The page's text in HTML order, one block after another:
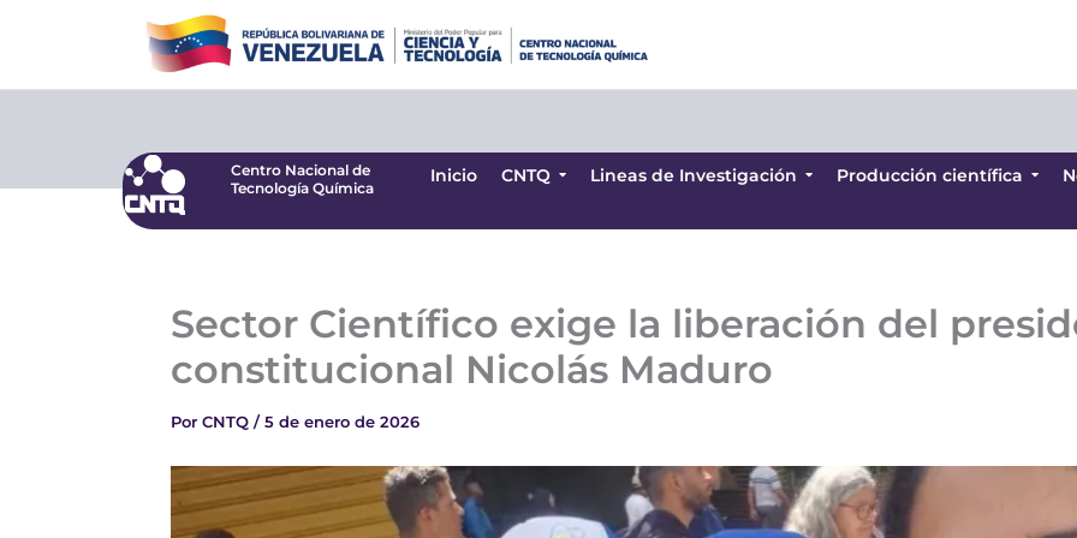
Tecnología Química
CNTQ
Centro Nacional de
Tecnología Química
Inicio CNTQ Lineas de Investigación Producción científica
Sector Científico exige la liberación del
constitucional Nicolás Maduro
Por CNTQ /5 de enero de 2026